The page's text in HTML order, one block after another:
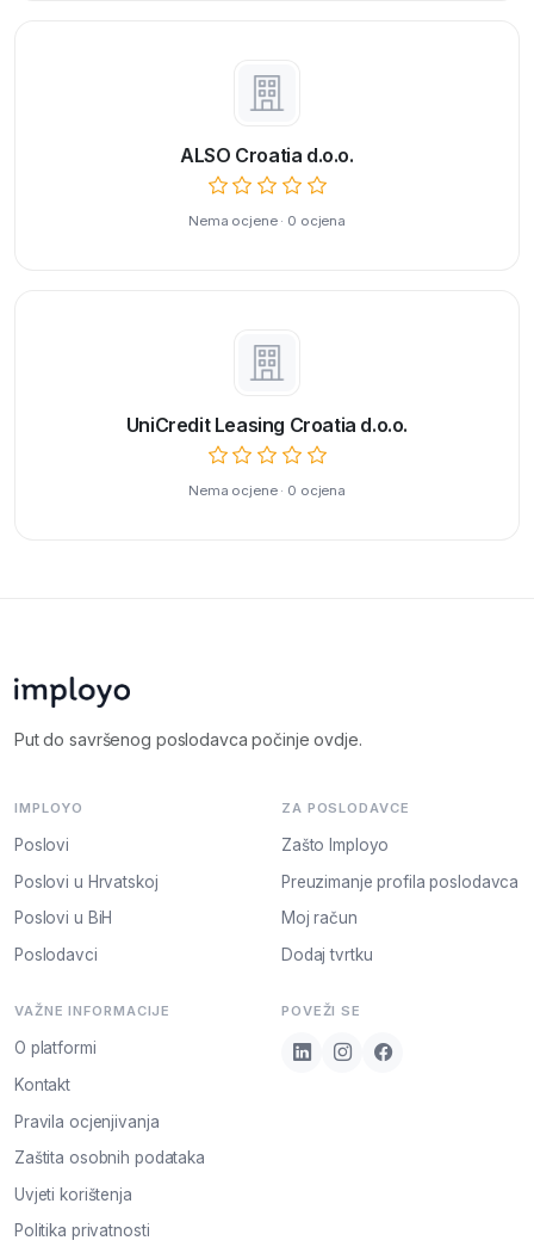
ALSO Croatia d.o.o.
Nema ocjene · 0 ocjena
UniCredit Leasing Croatia d.o.o.
Nema ocjene · 0 ocjena
Put do savršenog poslodavca počinje ovdje.
IMPLOYO
Poslovi
Poslovi u Hrvatskoj
Poslovi u BiH
Poslodavci
ZA POSLODAVCE
Zašto Imployo
Preuzimanje profila poslodavca
Moj račun
Dodaj tvrtku
VAŽNE INFORMACIJE
O platformi
Kontakt
Pravila ocjenjivanja
Zaštita osobnih podataka
Uvjeti korištenja
Politika privatnosti
POVEŽI SE